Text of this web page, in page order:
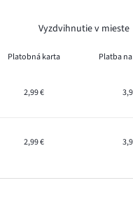
Vyzdvihnutie v mieste
Platobná karta Platba
2,99 €
2,99 €